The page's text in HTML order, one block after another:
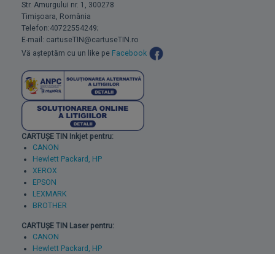
Str. Amurgului nr. 1, 300278
Timișoara, România
Telefon:40722554249;
E-mail: cartuseTIN@cartuseTIN.ro
Vă așteptăm cu un like pe Facebook
CARTUȘE TIN Inkjet pentru:
CANON
Hewlett Packard, HP
XEROX
EPSON
LEXMARK
BROTHER
CARTUȘE TIN Laser pentru:
CANON
Hewlett Packard, HP